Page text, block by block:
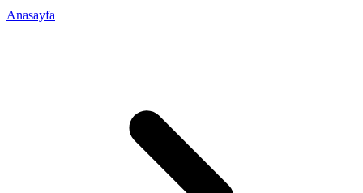
Anasayfa